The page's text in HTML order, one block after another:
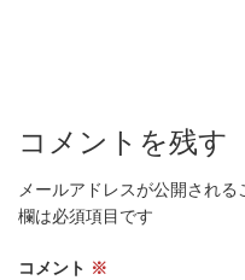
コメントを残す
メールアドレスが公開される
欄は必須項目です
コメント ※